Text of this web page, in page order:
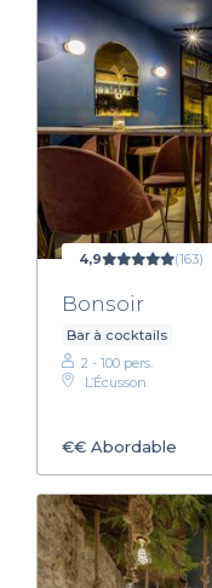
4,9 (163)
Bonsoir
Bar à cocktails
2 - 100 pers.
L’Écusson
€€ Abordable